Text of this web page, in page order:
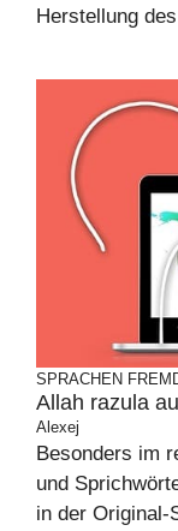
Herstellung
SPRACHEN
Allah razula
Alexej
Besonders im
und
in der Original-